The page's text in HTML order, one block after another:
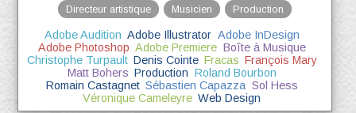
Directeur artistique Musicien Production
Adobe Audition Adobe Illustrator Adobe InDesign
Adobe Photoshop Adobe Premiere Boîte à Musique
Christophe Turpault Denis Cointe Fracas François Mary
Matt Bohers Production Roland Bourbon
Romain Castagnet Sébastien Capazza Sol Hess
Véronique Cameleyre Web Design